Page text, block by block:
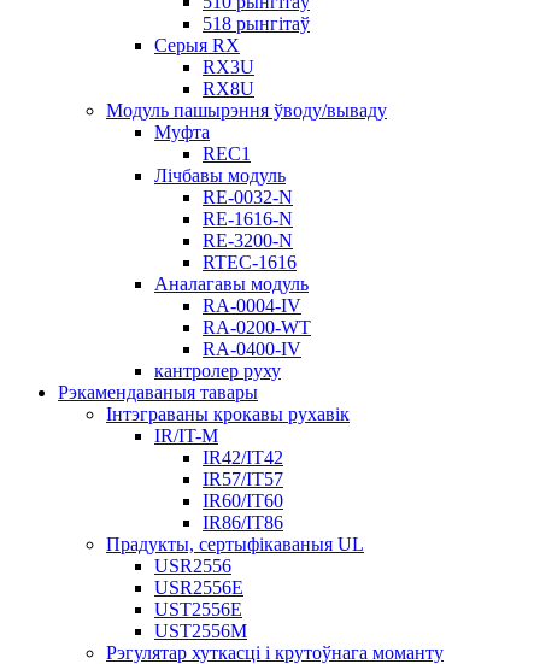
518 рынгітаў
Серыя RX
RX3U
RX8U
Модуль пашырэння ўводу/вываду
Муфта
REC1
Лічбавы модуль
RE-0032-N
RE-1616-N
RE-3200-N
RTEC-1616
Аналагавы модуль
RA-0004-IV
RA-0200-WT
RA-0400-IV
кантролер руху
Рэкамендаваныя тавары
Інтэграваны крокавы рухавік
IR/IT-M
IR42/IT42
IR57/IT57
IR60/IT60
IR86/IT86
Прадукты, сертыфікаваныя UL
USR2556
USR2556E
UST2556E
UST2556M
Рэгулятар хуткасці і крутоўнага моманту